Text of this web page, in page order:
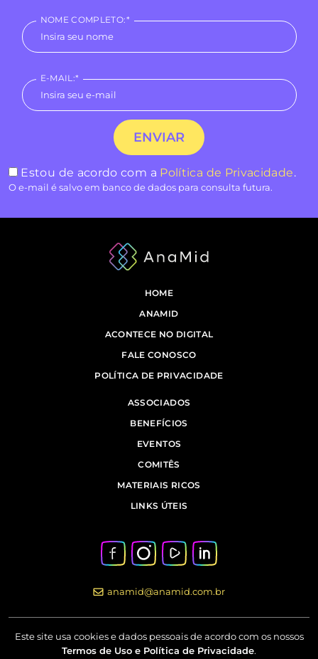
NOME COMPLETO:*
E-MAIL:*
Estou de acordo com a Política de Privacidade.
O e-mail é salvo em banco de dados para consulta futura.
HOME
ANAMID
ACONTECE NO DIGITAL
FALE CONOSCO
POLÍTICA DE PRIVACIDADE
ASSOCIADOS
BENEFÍCIOS
EVENTOS
COMITÊS
MATERIAIS RICOS
LINKS ÚTEIS
anamid@anamid.com.br
Este site usa cookies e dados pessoais de acordo com os nossos
Termos de Uso e Política de Privacidade.